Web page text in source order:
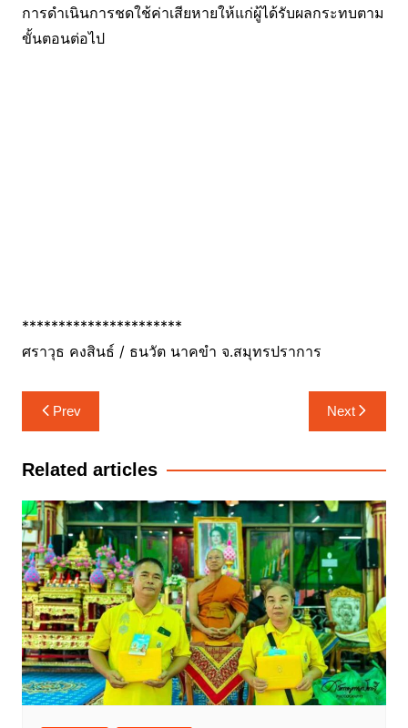
การดำเนินการชดใช้ค่าเสียหายให้แก่ผู้ได้รับผลกระทบตาม
ขั้นตอนต่อไป
**********************
ศราวุธ คงสินธ์ / ธนวัต นาคขำ จ.สมุทรปราการ
แนะแนว
เรื่อง
Prev Next
Related articles